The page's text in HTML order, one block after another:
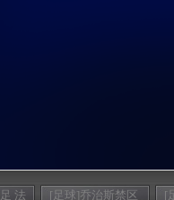
法
[足球]乔治斯禁区
[